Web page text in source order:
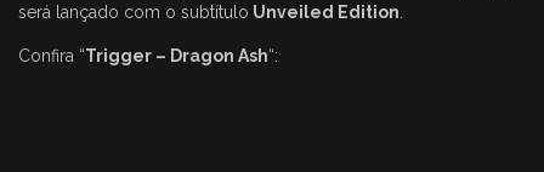
será lançado com o subtítulo Unveiled Edition
Confira “Trigger – Dragon Ash“: